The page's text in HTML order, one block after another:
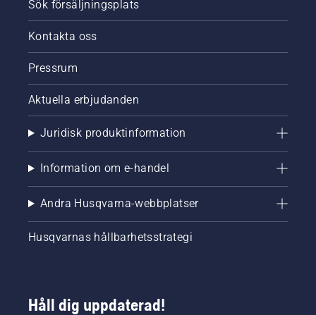
Sök försäljningsplats
Kontakta oss
Pressrum
Aktuella erbjudanden
Juridisk produktinformation
Information om e-handel
Andra Husqvarna-webbplatser
Husqvarnas hållbarhetsstrategi
Håll dig uppdaterad!